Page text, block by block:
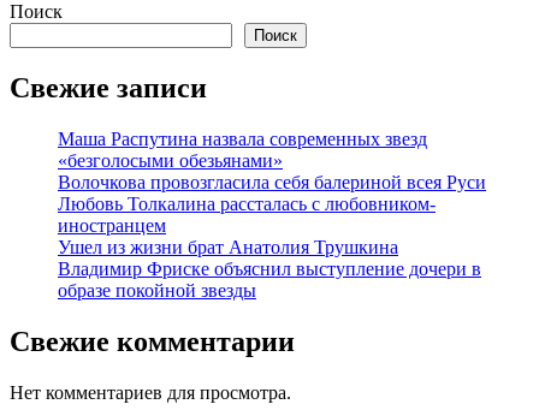
Поиск
Поиск
Свежие записи
Маша Распутина назвала современных звезд
«безголосыми обезьянами»
Волочкова провозгласила себя балериной всея Руси
Любовь Толкалина рассталась с любовником-
иностранцем
Ушел из жизни брат Анатолия Трушкина
Владимир Фриске объяснил выступление дочери в
образе покойной звезды
Свежие комментарии
Нет комментариев для просмотра.